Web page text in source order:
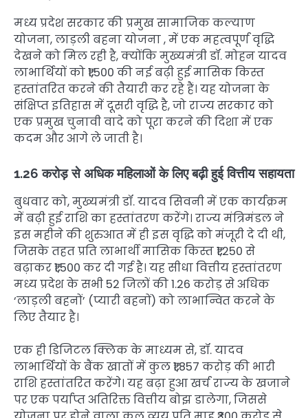
मध्य प्रदेश सरकार की प्रमुख सामाजिक कल्याण
योजना, लाड़ली बहना योजना , में एक महत्वपूर्ण वृद्धि
देखने को मिल रही है, क्योंकि मुख्यमंत्री डॉ. मोहन यादव
लाभार्थियों को ₹1,500 की नई बढ़ी हुई मासिक किस्त
हस्तांतरित करने की तैयारी कर रहे हैं। यह योजना के
संक्षिप्त इतिहास में दूसरी वृद्धि है, जो राज्य सरकार को
एक प्रमुख चुनावी वादे को पूरा करने की दिशा में एक
कदम और आगे ले जाती है।
1.26 करोड़ से अधिक महिलाओं के लिए बढ़ी हुई वित्तीय सहायता
बुधवार को, मुख्यमंत्री डॉ. यादव सिवनी में एक कार्यक्रम
में बढ़ी हुई राशि का हस्तांतरण करेंगे। राज्य मंत्रिमंडल ने
इस महीने की शुरुआत में ही इस वृद्धि को मंजूरी दे दी थी,
जिसके तहत प्रति लाभार्थी मासिक किस्त ₹1,250 से
बढ़ाकर ₹1,500 कर दी गई है। यह सीधा वित्तीय हस्तांतरण
मध्य प्रदेश के सभी 52 जिलों की 1.26 करोड़ से अधिक
‘लाड़ली बहनों’ (प्यारी बहनों) को लाभान्वित करने के
लिए तैयार है।
एक ही डिजिटल क्लिक के माध्यम से, डॉ. यादव
लाभार्थियों के बैंक खातों में कुल ₹1,857 करोड़ की भारी
राशि हस्तांतरित करेंगे। यह बढ़ा हुआ खर्च राज्य के खजाने
पर एक पर्याप्त अतिरिक्त वित्तीय बोझ डालेगा, जिससे